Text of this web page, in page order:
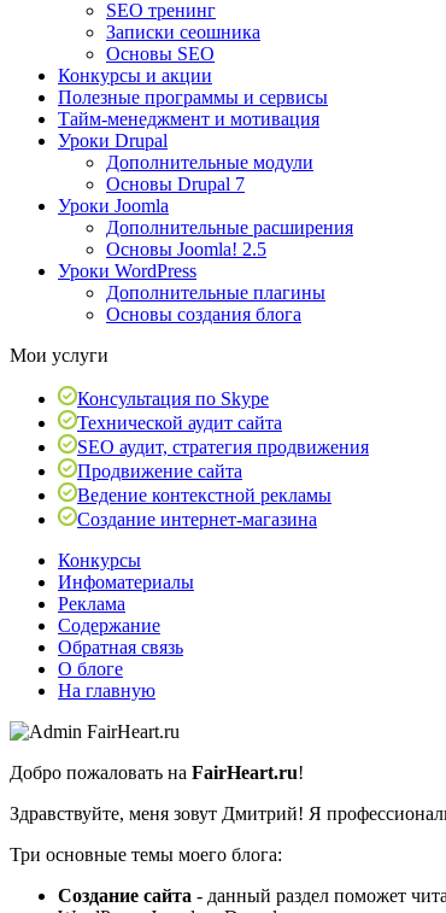
SEO тренинг
Записки сеошника
Основы SEO
Конкурсы и акции
Полезные программы и сервисы
Тайм-менеджмент и мотивация
Уроки Drupal
Дополнительные модули
Основы Drupal 7
Уроки Joomla
Дополнительные расширения
Основы Joomla! 2.5
Уроки WordPress
Дополнительные плагины
Основы создания блога
Мои услуги
Консультация по Skype
Технической аудит сайта
SEO аудит, стратегия продвижения
Продвижение сайта
Ведение контекстной рекламы
Создание интернет-магазина
Конкурсы
Инфоматериалы
Реклама
Содержание
Обратная связь
О блоге
На главную
Добро пожаловать на FairHeart.ru!
Здравствуйте, меня зовут Дмитрий! Я
Три основные темы моего блога:
Создание сайта - данный раздел поможет